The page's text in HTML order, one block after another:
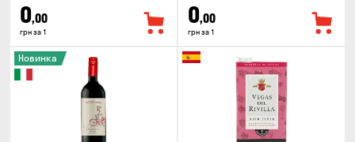
0,00
грн за 1
0,00
грн за 1
Новинка